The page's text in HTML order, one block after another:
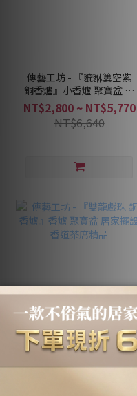
傳藝工坊 - 『貔貅簍空紫
銅香爐』小香爐 聚寶盆 居
家擺設 香道茶席精品
NT$2,800 ~ NT$5,770
NT$6,640
售完
傳藝工坊 - 『雙龍戲珠 銅
香爐』香爐 聚寶盆 居家擺
設 香道茶席精品
NT$2,800 ~ NT$5,770